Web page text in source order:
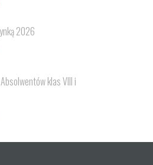
2026
klas VIII i